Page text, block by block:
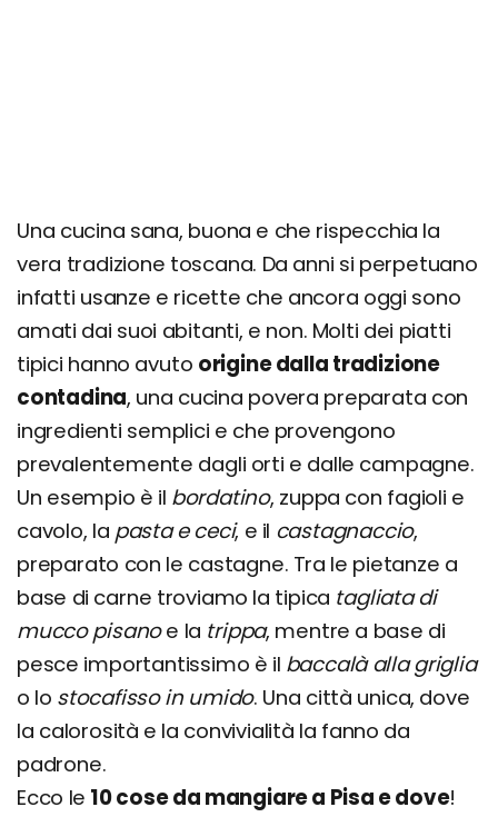
Una cucina sana, buona e che rispecchia la
vera tradizione toscana. Da anni si perpetuano
infatti usanze e ricette che ancora oggi sono
amati dai suoi abitanti, e non. Molti dei piatti
tipici hanno avuto origine dalla tradizione
contadina, una cucina povera preparata con
ingredienti semplici e che provengono
prevalentemente dagli orti e dalle campagne.
Un esempio è il bordatino, zuppa con fagioli e
cavolo, la pasta e ceci, e il castagnaccio,
preparato con le castagne. Tra le pietanze a
base di carne troviamo la tipica tagliata di
mucco pisanoe la trippa, mentre a base di
pesce importantissimo è il baccalà alla griglia
o lo stocafisso in umido. Una città unica, dove
la calorosità e la convivialità la fanno da
padrone.
Ecco le 10 cose da mangiare a Pisa e dove!